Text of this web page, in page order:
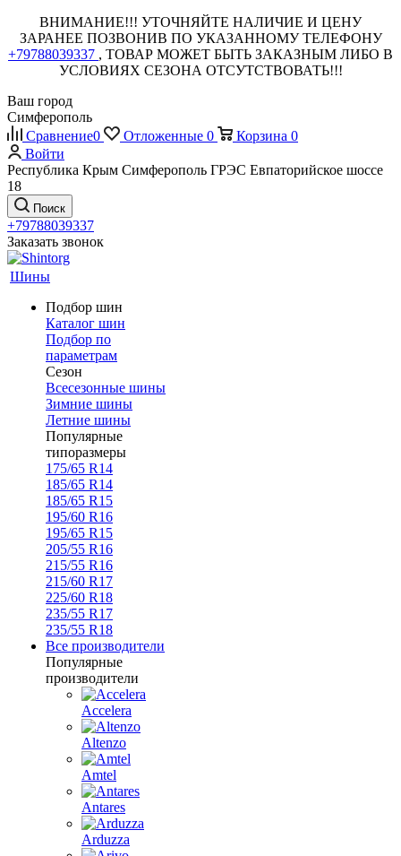
ВНИМАНИЕ!!! УТОЧНЯЙТЕ НАЛИЧИЕ И ЦЕНУ
ЗАРАНЕЕ ПОЗВОНИВ ПО УКАЗАННОМУ ТЕЛЕФОНУ
+79788039337 , ТОВАР МОЖЕТ БЫТЬ ЗАКАЗНЫМ ЛИБО В
УСЛОВИЯХ СЕЗОНА ОТСУТСТВОВАТЬ!!!
Ваш город
Симферополь
Сравнение0 Отложенные 0 Корзина 0
Войти
Республика Крым Симферополь ГРЭС Евпаторийское шоссе
18
Поиск
+79788039337
Заказать звонок
Шины
Подбор шин
Каталог шин
Подбор по
параметрам
Сезон
Всесезонные шины
Зимние шины
Летние шины
Популярные
типоразмеры
175/65 R14
185/65 R14
185/65 R15
195/60 R16
195/65 R15
205/55 R16
215/55 R16
215/60 R17
225/60 R18
235/55 R17
235/55 R18
Все производители
Популярные
производители
Accelera
Altenzo
Amtel
Antares
Arduzza